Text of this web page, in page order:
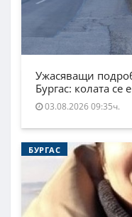
Ужасяващи
Бургас: колата
03.08.2026 09:35ч.
БУРГАС